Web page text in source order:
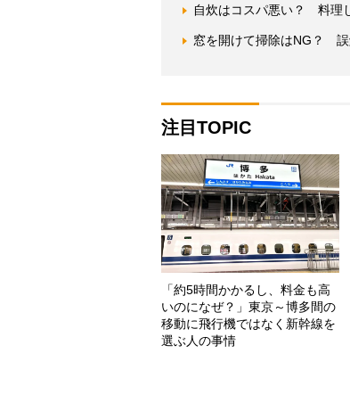
自炊はコスパ悪い？ 料理
窓を開けて掃除はNG？ 誤
注目TOPIC
「約5時間かかるし、料金も高
いのになぜ？」東京～博多間の
移動に飛行機ではなく新幹線を
選ぶ人の事情